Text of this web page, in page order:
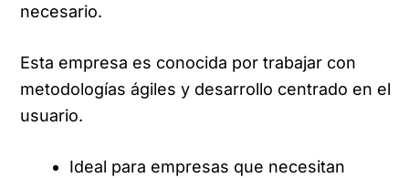
necesario.
Esta empresa es conocida por trabajar con
metodologías ágiles y desarrollo centrado en el
usuario.
Ideal para empresas que necesitan